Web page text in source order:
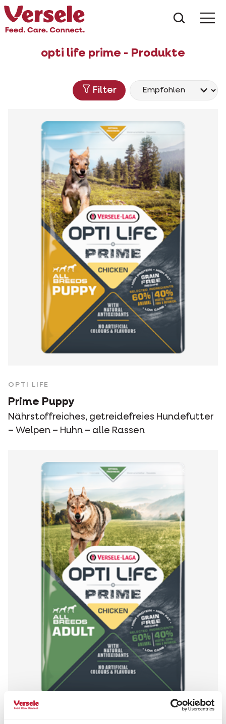
opti life prime - Produkte
Filter
OPTI LIFE
Prime Puppy
Nährstoffreiches, getreidefreies Hundefutter
– Welpen – Huhn – alle Rassen